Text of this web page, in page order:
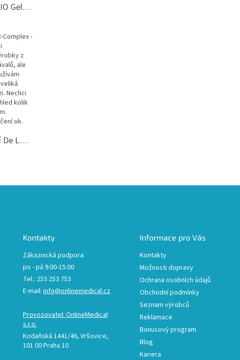
Vitalvibe Maca Sextuple BIO Gelatinized 3-Complex, 60 kapslí
Complex -
z
ale
Nechci
kolik
ok.
Priessnitz Kloubní mazání De Luxe, 200ml
Kontakty
Zákaznická podpora:
po - pá 9:00-15:00
Tel.: 253 253 753
E-mail: info@onlinemedical.cz
Provozovatel: OnlineMedical
s.r.o.
Kodaňská 1441/46, Vršovice,
101 00 Praha 10
Informace pro Vás
Kontakty
Možnosti dopravy
Ochrana osobních údajů
Obchodní podmínky
Seznam výrobců
Reklamace
Bonusový program
Blog
Kariera